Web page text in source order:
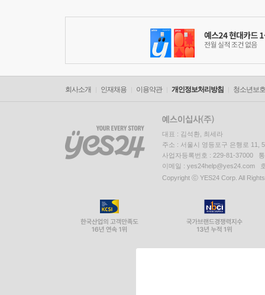
회사소개 인재채용 이용약관 개인정보처리방침 청소년보
대표 : 김석환, 최세라
주소 : 서울시 영등포구 은행로 11,
사업자등록번호 : 229-81-37000
이메일 : yes24help@yes24.com
Copyright ⓒ YES24 Corp. All